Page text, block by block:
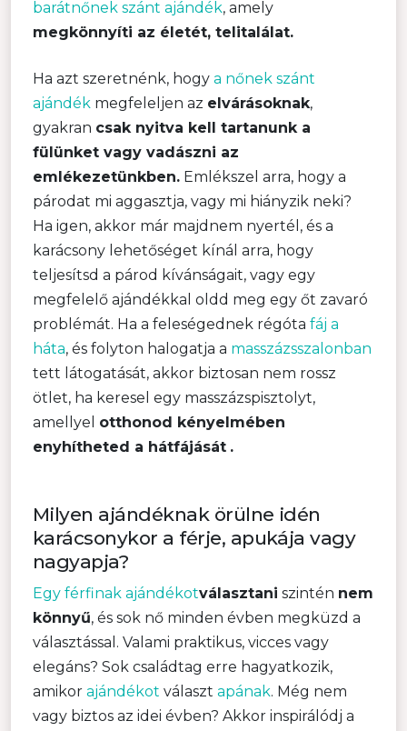
barátnőnek szánt ajándék, amely
megkönnyíti az életét, telitalálat.
Ha azt szeretnénk, hogy a nőnek szánt
ajándék megfeleljen az elvárásoknak,
gyakran csak nyitva kell tartanunk a
fülünket vagy vadászni az
emlékezetünkben. Emlékszel arra, hogy a
párodat mi aggasztja, vagy mi hiányzik neki?
Ha igen, akkor már majdnem nyertél, és a
karácsony lehetőséget kínál arra, hogy
teljesítsd a párod kívánságait, vagy egy
megfelelő ajándékkal oldd meg egy őt zavaró
problémát. Ha a feleségednek régóta fáj a
háta, és folyton halogatja a masszázsszalonban
tett látogatását, akkor biztosan nem rossz
ötlet, ha keresel egy masszázspisztolyt,
amellyel otthonod kényelmében
enyhítheted a hátfájását .
Milyen ajándéknak örülne idén
karácsonykor a férje, apukája vagy
nagyapja?
Egy férfinak ajándékotválasztani szintén nem
könnyű, és sok nő minden évben megküzd a
választással. Valami praktikus, vicces vagy
elegáns? Sok családtag erre hagyatkozik,
amikor ajándékot választ apának. Még nem
vagy biztos az idei évben? Akkor inspirálódj a